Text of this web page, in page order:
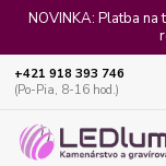
NOVINKA: Platba na
+421 918 393 746
(Po-Pia, 8-16 hod.)